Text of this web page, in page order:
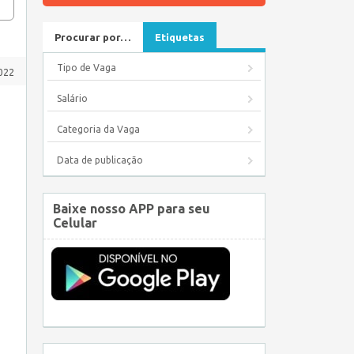
Procurar por… Etiquetas
Tipo de Vaga
Salário
Categoria da Vaga
Data de publicação
Baixe nosso APP para seu
Celular